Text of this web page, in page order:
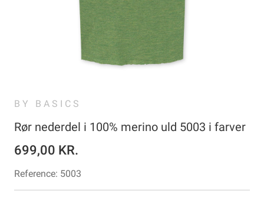
BY BASICS
Rør nederdel i 100% merino uld 5003 i farver
699,00 KR.
Reference: 5003